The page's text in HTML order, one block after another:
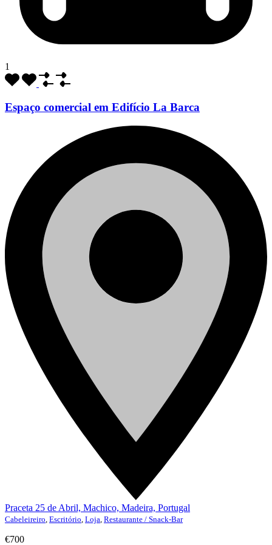
1
Espaço comercial em Edifício La Barca
Praceta 25 de Abril, Machico, Madeira, Portugal
Cabeleireiro Escritório Loja Restaurante / Snack-Bar
€700